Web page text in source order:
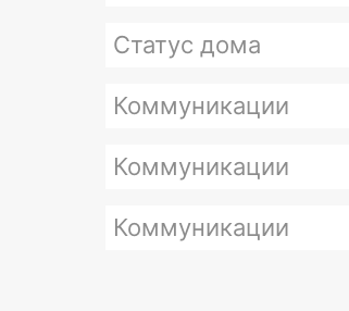
Статус дома
Коммуникации
Коммуникации
Коммуникации